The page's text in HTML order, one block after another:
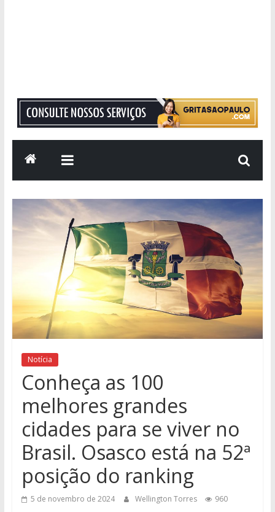
Grita
São
Paulo
Informação
com
Responsabilidade
Notícia
Conheça as 100
melhores grandes
cidades para se viver no
Brasil. Osasco está na 52ª
posição do ranking
5 de novembro de 2024 Wellington Torres
960